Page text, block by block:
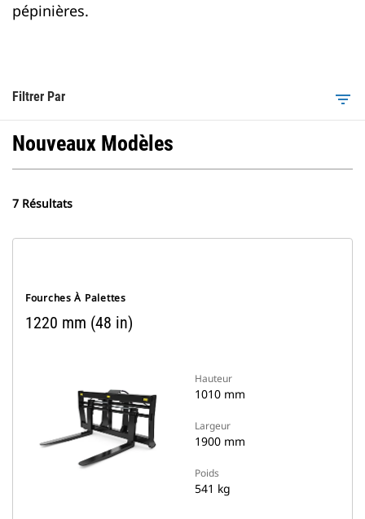
pépinières.
Filtrer Par filter_list
Nouveaux Modèles
7 Résultats
Fourches À Palettes
1220 mm (48 in)
Hauteur
1010 mm
Largeur
1900 mm
Poids
541 kg